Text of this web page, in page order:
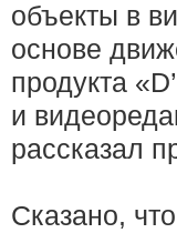
объекты в
основе
продукта
и
рассказал
Сказано,